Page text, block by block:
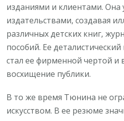
изданиями и клиентами. Она
издательствами, создавая
различных детских книг,
пособий. Ее
стал ее фирменной чертой и
восхищение публики.
В то же время Тюнина не
искусством. В ее резюме